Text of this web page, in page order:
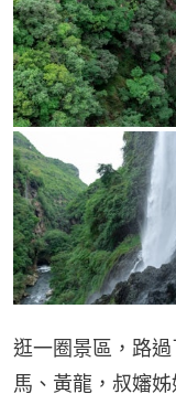
逛一圈景區，路
馬、黃龍，叔嬸